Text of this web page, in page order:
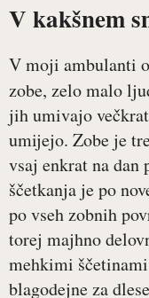
V kakšnem
V moji ambulanti
zobe, zelo malo
jih umivajo
umijejo. Zobe je
vsaj enkrat na
ščetkanja je po
po vseh zobnih
torej majhno
mehkimi
blagodejne za